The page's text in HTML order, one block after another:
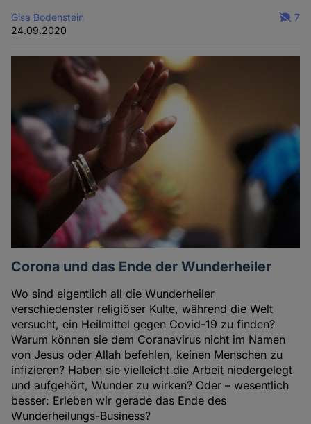
Gisa Bodenstein
24.09.2020
7
Corona und das Ende der Wunderheiler
Wo sind eigentlich all die Wunderheiler
verschiedenster religiöser Kulte, während die Welt
versucht, ein Heilmittel gegen Covid-19 zu finden?
Warum können sie dem Coranavirus nicht im Namen
von Jesus oder Allah befehlen, keinen Menschen zu
infizieren? Haben sie vielleicht die Arbeit niedergelegt
und aufgehört, Wunder zu wirken? Oder – wesentlich
besser: Erleben wir gerade das Ende des
Wunderheilungs-Business?